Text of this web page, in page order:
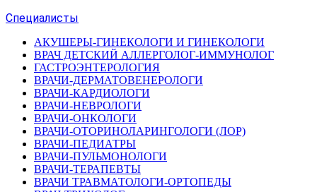
Специалисты
АКУШЕРЫ-ГИНЕКОЛОГИ И ГИНЕКОЛОГИ
ВРАЧ ДЕТСКИЙ АЛЛЕРГОЛОГ-ИММУНОЛОГ
ГАСТРОЭНТЕРОЛОГИЯ
ВРАЧИ-ДЕРМАТОВЕНЕРОЛОГИ
ВРАЧИ-КАРДИОЛОГИ
ВРАЧИ-НЕВРОЛОГИ
ВРАЧИ-ОНКОЛОГИ
ВРАЧИ-ОТОРИНОЛАРИНГОЛОГИ (ЛОР)
ВРАЧИ-ПЕДИАТРЫ
ВРАЧИ-ПУЛЬМОНОЛОГИ
ВРАЧИ-ТЕРАПЕВТЫ
ВРАЧИ ТРАВМАТОЛОГИ-ОРТОПЕДЫ